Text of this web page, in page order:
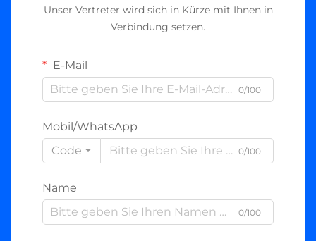
Unser Vertreter wird sich in Kürze mit Ihnen in
Verbindung setzen.
E-Mail
0/100
Mobil/WhatsApp
Code
0/100
Name
0/100